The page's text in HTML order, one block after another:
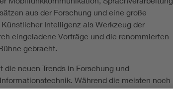
aus der Forschung und eine große
Intelligenz als Werkzeug der
eingeladene Vorträge und die renommierten
gebracht.
die neuen Trends in Forschung und
Während die meisten noch
sprechen, arbeitet man bei uns in den